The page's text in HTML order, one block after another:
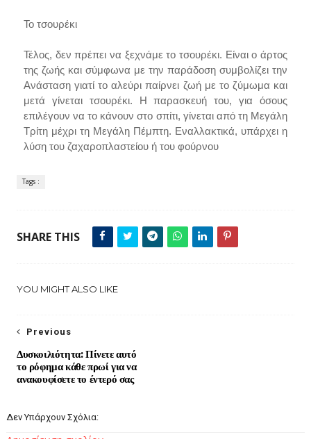
Το τσουρέκι
Τέλος, δεν πρέπει να ξεχνάμε το τσουρέκι. Είναι ο άρτος
της ζωής και σύμφωνα με την παράδοση συμβολίζει την
Ανάσταση γιατί το αλεύρι παίρνει ζωή με το ζύμωμα και
μετά γίνεται τσουρέκι. Η παρασκευή του, για όσους
επιλέγουν να το κάνουν στο σπίτι, γίνεται από τη Μεγάλη
Τρίτη μέχρι τη Μεγάλη Πέμπτη. Εναλλακτικά, υπάρχει η
λύση του ζαχαροπλαστείου ή του φούρνου
Tags :
SHARE THIS
YOU MIGHT ALSO LIKE
Previous
Δυσκοιλιότητα: Πίνετε αυτό
το ρόφημα κάθε πρωί για να
ανακουφίσετε το έντερό σας
Δεν Υπάρχουν Σχόλια: